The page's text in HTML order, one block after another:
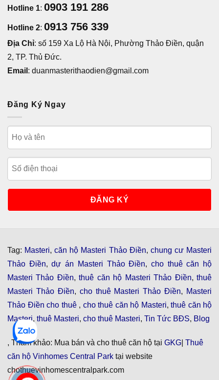
Hotline 1: 0903 191 286
Hotline 2: 0913 756 339
Địa Chỉ: số 159 Xa Lộ Hà Nội, Phường Thảo Điền, quận
2, TP. Thủ Đức.
Email : duanmasterithaodien@gmail.com
Đăng Ký Ngay
Tag: Masteri,căn hộ Masteri Thảo Điền, chung cư Masteri
Thảo Điền,dự án Masteri Thảo Điền, cho thuê căn hộ
Masteri Thảo Điền,thuê căn hộ Masteri Thảo Điền,thuê
Masteri Thảo Điền, cho thuê Masteri Thảo Điền, Masteri
Thảo Điền cho thuê , cho thuê căn hộ Masteri, thuê căn hộ
Masteri, thuê Masteri, cho thuê Masteri, Tin Tức BĐS, Blog
, Tham khảo: Mua bán và cho thuê căn hộ tại GKG Thuê
căn hộ Vinhomes Central Park tại website
chothuevinhomescentralpark.com